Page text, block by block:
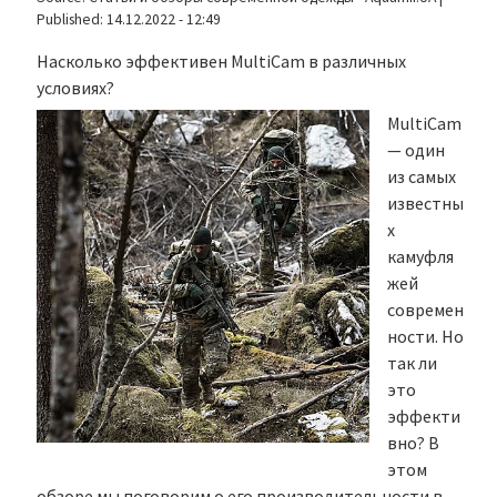
Published: 14.12.2022 - 12:49
Насколько эффективен MultiCam в различных
условиях?
MultiCam
— один
из самых
известны
х
камуфля
жей
современ
ности. Но
так ли
это
эффекти
вно? В
этом